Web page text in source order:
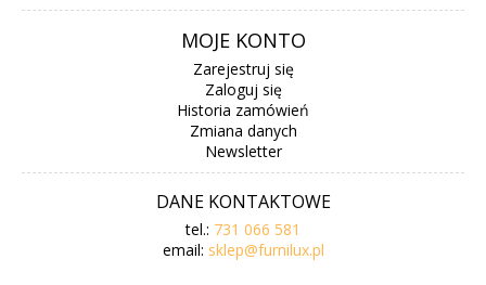
MOJE KONTO
Zarejestruj się
Zaloguj się
Historia zamówień
Zmiana danych
Newsletter
DANE KONTAKTOWE
tel.: 731 066 581
email: sklep@furnilux.pl